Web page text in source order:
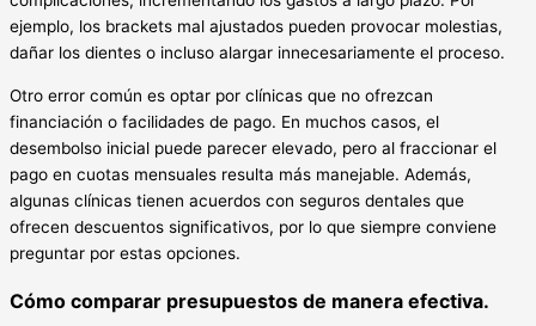
ejemplo, los brackets mal ajustados pueden provocar molestias,
dañar los dientes o incluso alargar innecesariamente el proceso.
Otro error común es optar por clínicas que no ofrezcan
financiación o facilidades de pago. En muchos casos, el
desembolso inicial puede parecer elevado, pero al fraccionar el
pago en cuotas mensuales resulta más manejable. Además,
algunas clínicas tienen acuerdos con seguros dentales que
ofrecen descuentos significativos, por lo que siempre conviene
preguntar por estas opciones.
Cómo comparar presupuestos de manera efectiva.